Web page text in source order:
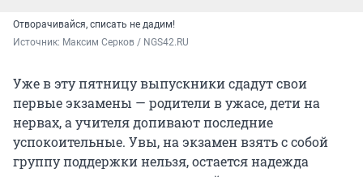
Отворачивайся, списать не дадим!
Источник: Максим Серков / NGS42.RU
Уже в эту пятницу выпускники сдадут свои
первые экзамены — родители в ужасе, дети на
нервах, а учителя допивают последние
успокоительные. Увы, на экзамен взять с собой
группу поддержки нельзя, остается надежда